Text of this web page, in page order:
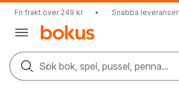
Fri frakt över 249 kr • Snabba leveranser
Sök bok, spel, pussel, penna...